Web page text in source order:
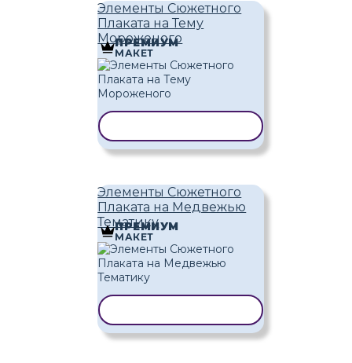
Элементы Сюжетного
Плаката на Тему
Мороженого
ПРЕМИУМ
МАКЕТ
Элементы Сюжетного
Плаката на Медвежью
Тематику
ПРЕМИУМ
МАКЕТ